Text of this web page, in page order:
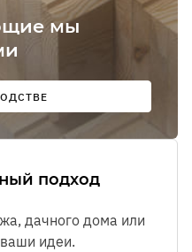
мы
подход
дачного дома или
идеи.